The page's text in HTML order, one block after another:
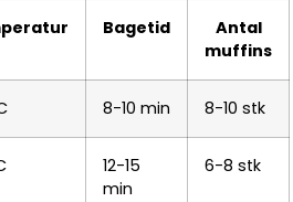
Bagetid
Antal
muffins
8-10 min 8-10 stk
12-15
min
6-8 stk